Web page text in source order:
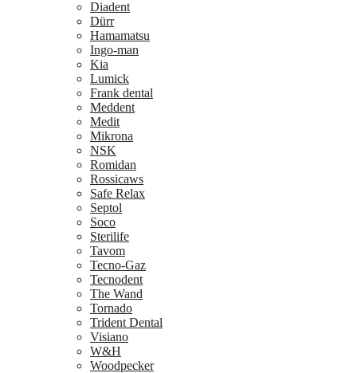
Diadent
Dürr
Hamamatsu
Ingo-man
Kia
Lumick
Frank dental
Meddent
Medit
Mikrona
NSK
Romidan
Rossicaws
Safe Relax
Septol
Soco
Sterilife
Tavom
Tecno-Gaz
Tecnodent
The Wand
Tornado
Trident Dental
Visiano
W&H
Woodpecker